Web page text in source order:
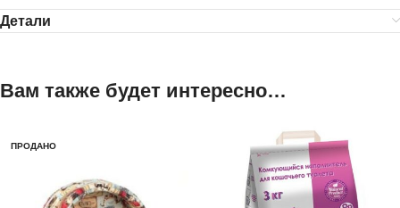
Детали
Вам также будет интересно…
ПРОДАНО